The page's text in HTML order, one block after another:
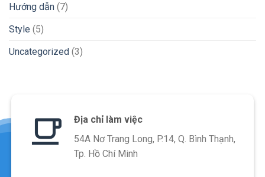
Hướng dẫn (7)
Style (5)
Uncategorized (3)
Địa chỉ làm việc
54A Nơ Trang Long, P.14, Q. Bình Thạnh,
Tp. Hồ Chí Minh